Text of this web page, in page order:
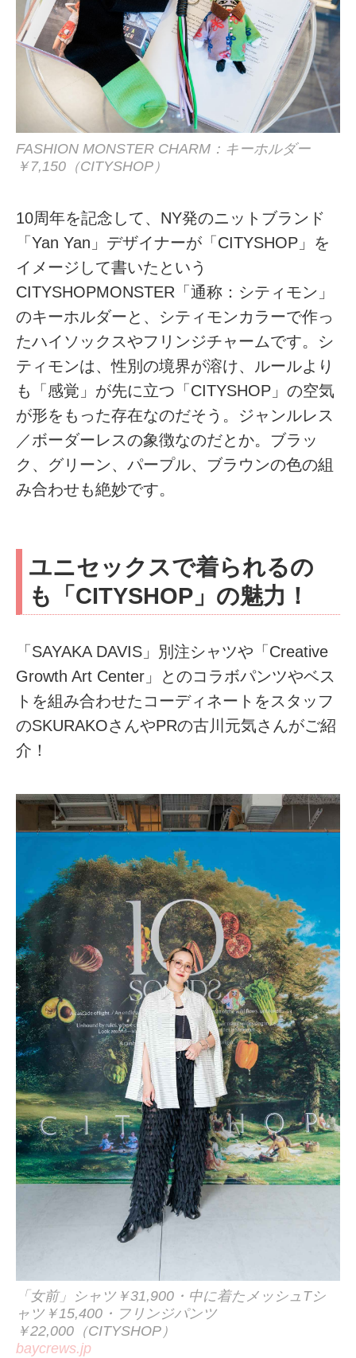
FASHION MONSTER CHARM：キーホルダー
￥7,150（CITYSHOP）
10周年を記念して、NY発のニットブランド
「Yan Yan」デザイナーが「CITYSHOP」を
イメージして書いたという
CITYSHOPMONSTER「通称：シティモン」
のキーホルダーと、シティモンカラーで作っ
たハイソックスやフリンジチャームです。シ
ティモンは、性別の境界が溶け、ルールより
も「感覚」が先に立つ「CITYSHOP」の空気
が形をもった存在なのだそう。ジャンルレス
／ボーダーレスの象徴なのだとか。ブラッ
ク、グリーン、パープル、ブラウンの色の組
み合わせも絶妙です。
ユニセックスで着られるの
も「CITYSHOP」の魅力！
「SAYAKA DAVIS」別注シャツや「Creative
Growth Art Center」とのコラボパンツやベス
トを組み合わせたコーディネートをスタッフ
のSKURAKOさんやPRの古川元気さんがご紹
介！
「女前」シャツ￥31,900・中に着たメッシュTシ
ャツ￥15,400・フリンジパンツ
￥22,000（CITYSHOP）
baycrews.jp